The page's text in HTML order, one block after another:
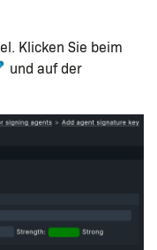
Klicken Sie beim
und auf der